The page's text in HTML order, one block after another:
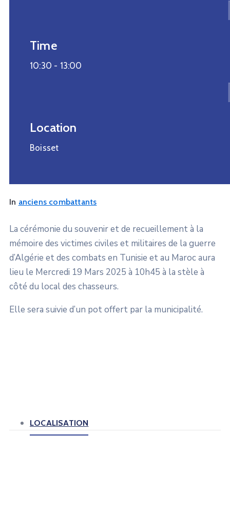
Time
10:30 - 13:00
Location
Boisset
In anciens combattants
La cérémonie du souvenir et de recueillement à la
mémoire des victimes civiles et militaires de la guerre
d’Algérie et des combats en Tunisie et au Maroc aura
lieu le Mercredi 19 Mars 2025 à 10h45 à la stèle à
côté du local des chasseurs.
Elle sera suivie d’un pot offert par la municipalité.
LOCALISATION